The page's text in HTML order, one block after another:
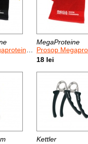
negru 30 x 50 cm
MegaProteine
Prosop Megaproteine sustine performanta
18 lei
Kettler